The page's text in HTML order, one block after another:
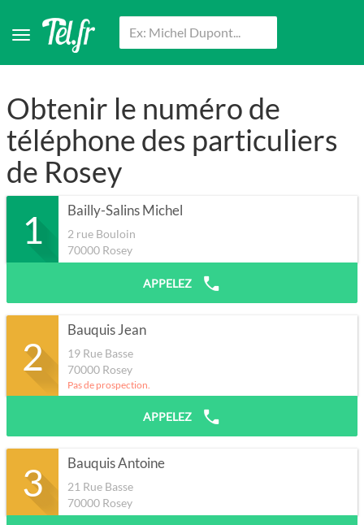
Obtenir le numéro de
téléphone des particuliers
de Rosey
1 Bailly-Salins Michel
2 rue Bouloin
70000 Rosey
APPELEZ
2
Bauquis Jean
19 Rue Basse
70000 Rosey
Pas de prospection.
APPELEZ
3 Bauquis Antoine
21 Rue Basse
70000 Rosey